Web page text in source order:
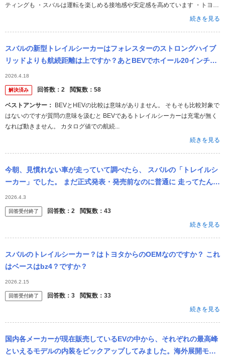
ティングも ・スバルは運転を楽しめる接地感や安定感を高めています ・トヨタ
は乗り心地重視でマイルドな雰囲気になります ４WD（AWD）で比較をされて
続きを見る
スバルの新型トレイルシーカーはフォレスターのストロングハイブ
リッドよりも航続距離は上ですか？あとBEVでホイール20インチは
タイヤの維持費が高いと思いませんか。
2026.4.18
解決済み 回答数： 2 閲覧数： 58
ベストアンサー：
はないのですが質問の意味を汲むと BEVであるトレイルシーカーは充電が無く
なれば動きません。 カタログ値での航続...
続きを見る
今朝、見慣れない車が走っていて調べたら、 スバルの「トレイルシ
ーカー」でした。 まだ正式発表・発売前なのに普通に 走ってたんで
すが、 これってなんでなんでしょう？ 群馬ナンバーだったので、工
場から
2026.4.3
回答受付終了 回答数： 2 閲覧数： 43
続きを見る
スバルのトレイルシーカー？はトヨタからのOEMなのですか？ これ
はベースはbz4？ですか？
2026.2.15
回答受付終了 回答数： 3 閲覧数： 33
続きを見る
国内各メーカーが現在販売しているEVの中から、それぞれの最高峰
といえるモデルの内装をピックアップしてみました。海外展開モデ